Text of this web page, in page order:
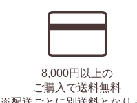
8,000円以上の
ご購入で送料無料